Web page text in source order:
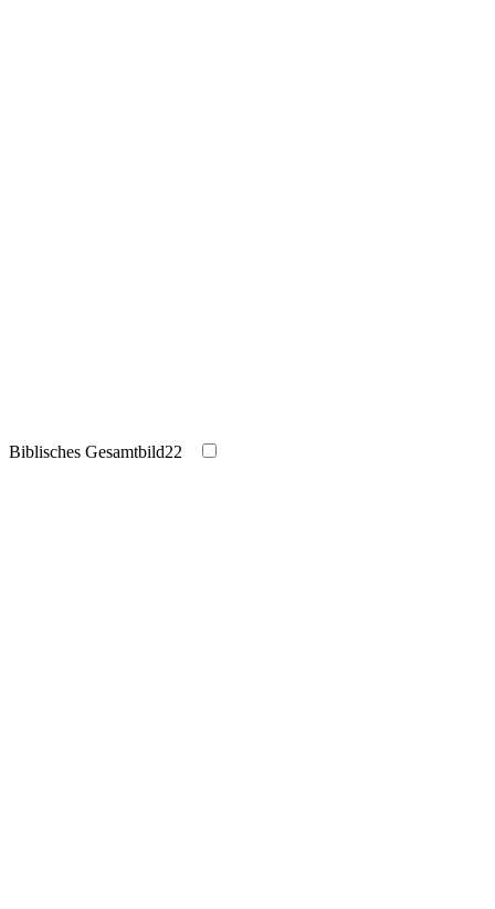
Biblisches Gesamtbild22